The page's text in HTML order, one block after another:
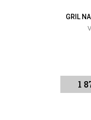
GRIL
1